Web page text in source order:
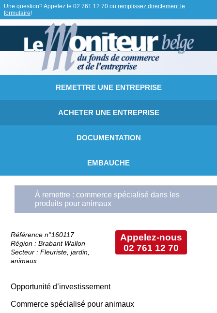
Une question? Appelez le 02 761 12 70 ou remplissez directement le
formulaire!
REMETTRE UNE ENTREPRISE
ACHETER UNE ENTREPRISE
DOCUMENTATION
EMBAUCHE
À remettre : commerce spécialisé dans les
produits pour animaux
Appelez-nous
02 761 12 70
Référence n°160117
Région : Brabant Wallon
Secteur : Fleuriste, jardin,
animaux
Opportunité d’investissement
Commerce spécialisé pour animaux